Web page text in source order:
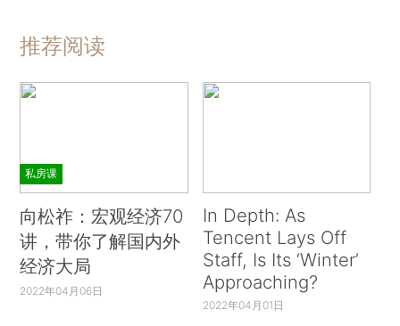
推荐阅读
私房课
向松祚：宏观经济70
讲，带你了解国内外
经济大局
2022年04月06日
In Depth: As
Tencent Lays Off
Staff, Is Its ‘Winter’
Approaching?
2022年04月01日